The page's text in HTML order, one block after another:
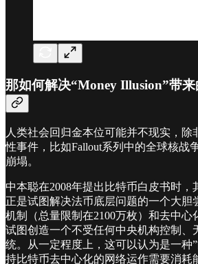
那如何解决“Money Illusion”带来
人类社会回归金本位可能并不现实，除
性事件，比如Fallout系列中的全球核战
崩塌。
中本聪在2008年提出比特币白皮书时，
正是试图解决法币底层问题的一个大胆
机制（总量限制在2100万枚）和去中心
试图创造一个不受任何中央机构控制、
统。从一定程度上，这可以认为是一种
持比特币去中心化的网络运作需要消耗